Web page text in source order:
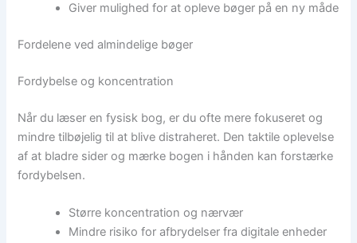
Giver mulighed for at opleve bøger på en ny måde
Fordelene ved almindelige bøger
Fordybelse og koncentration
Når du læser en fysisk bog, er du ofte mere fokuseret og
mindre tilbøjelig til at blive distraheret. Den taktile oplevelse
af at bladre sider og mærke bogen i hånden kan forstærke
fordybelsen.
Større koncentration og nærvær
Mindre risiko for afbrydelser fra digitale enheder